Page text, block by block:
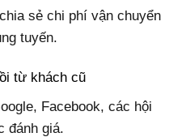
sẻ chi phí vận chuyển
tuyến.
từ khách cũ
Facebook, các hội
đánh giá.